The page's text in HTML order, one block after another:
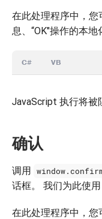
在此处理程序中，
息、“OK"操作的本地
C# VB
JavaScript 执行将被
确认
调用
话框。 我们为此使用
在此处理程序中，